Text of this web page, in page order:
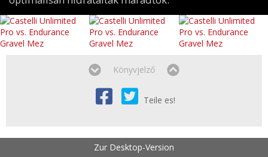
Könyvjelző
Teile es!
Zur Desktop-Version